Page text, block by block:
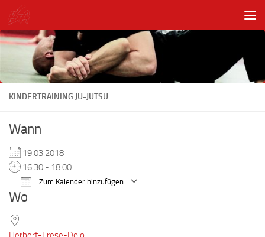
Unter dem Inhalt
KINDERTRAINING JU-JUTSU
Wann
19.03.2018
16:30 - 18:00
Zum Kalender hinzufügen
Wo